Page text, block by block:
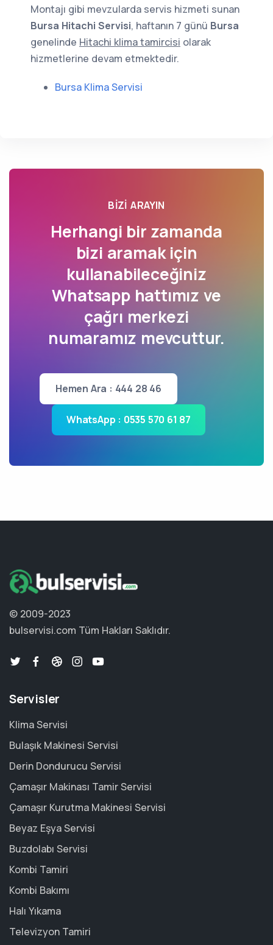
Montajı gibi mevzularda servis hizmeti sunan
Bursa Hitachi Servisi, haftanın 7 günü Bursa
genelinde Hitachi klima tamircisi olarak
hizmetlerine devam etmektedir.
Bursa Klima Servisi
BIZI ARAYIN
Herhangi bir zamanda
bizi aramak için
kullanabileceğiniz
Whatsapp hattımız ve
çağrı merkezi
numaramız mevcuttur.
Hemen Ara : 444 28 46
WhatsApp : 0535 570 61 87
© 2009-2023
bulservisi.com Tüm Hakları Saklıdır.
Servisler
Klima Servisi
Bulaşık Makinesi Servisi
Derin Dondurucu Servisi
Çamaşır Makinası Tamir Servisi
Çamaşır Kurutma Makinesi Servisi
Beyaz Eşya Servisi
Buzdolabı Servisi
Kombi Tamiri
Kombi Bakımı
Halı Yıkama
Televizyon Tamiri